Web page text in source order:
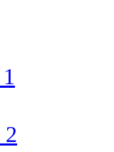
1
2